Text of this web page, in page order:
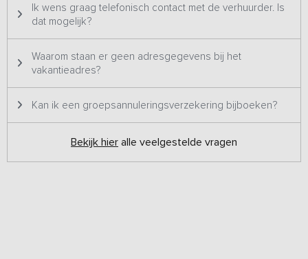
Ik wens graag telefonisch contact met de verhuurder. Is
dat mogelijk?
Waarom staan er geen adresgegevens bij het
vakantieadres?
Kan ik een groepsannuleringsverzekering bijboeken?
Bekijk hier alle veelgestelde vragen